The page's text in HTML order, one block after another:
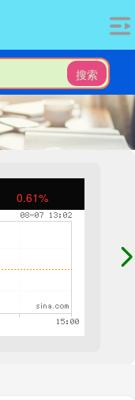
搜索
0.61%